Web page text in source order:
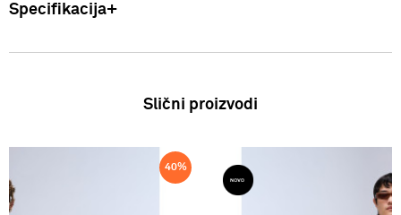
Specifikacija
Sastav: 100% Poliester Zemlja podrijetla: Turska SS26
Slični proizvodi
40%